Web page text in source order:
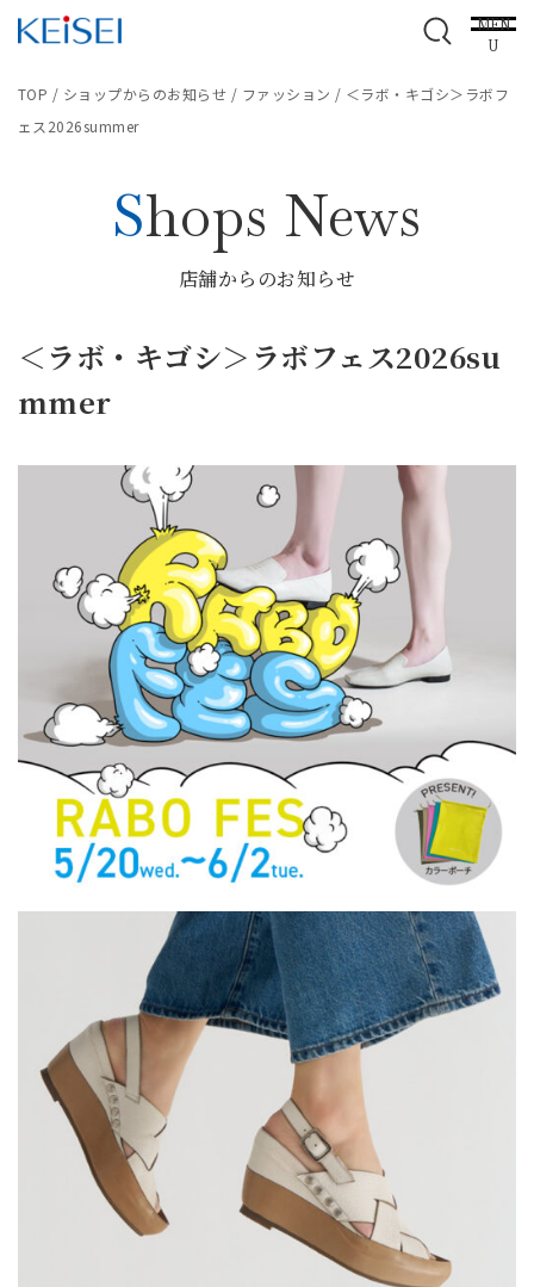
MEN
U
TOP / ショップからのお知らせ / ファッション / ＜ラボ・キゴシ＞ラボフ
ェス2026summer
Shops News
店舗からのお知らせ
＜ラボ・キゴシ＞ラボフェス2026su
mmer